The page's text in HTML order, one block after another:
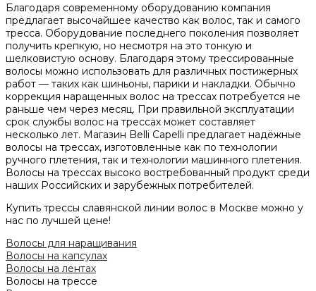
Благодаря современному оборудованию компания
предлагает высочайшее качество как волос, так и самого
тресса. Оборудование последнего поколения позволяет
получить крепкую, но несмотря на это тонкую и
шелковистую основу. Благодаря этому трессированные
волосы можно использовать для различных постижерных
работ — таких как шиньоны, парики и накладки. Обычно
коррекция наращенных волос на трессах потребуется не
раньше чем через месяц. При правильной эксплуатации
срок службы волос на трессах может составляет
несколько лет. Магазин Belli Capelli предлагает надёжные
волосы на трессах, изготовленные как по технологии
ручного плетения, так и технологии машинного плетения.
Волосы на трессах высоко востребованный продукт среди
наших Российских и зарубежных потребителей.
Купить трессы славянской линии волос в Москве можно у
нас по лучшей цене!
Волосы для наращивания
Волосы на капсулах
Волосы на лентах
Волосы на трессе